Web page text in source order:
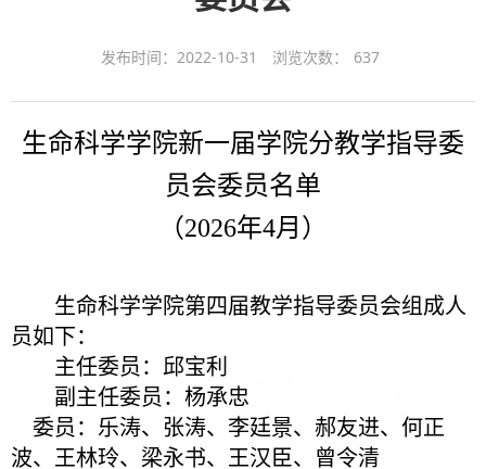
发布时间：2022-10-31 浏览次数： 637
生命科学学院新一届学院分教学指导委
员会委员名单
（2026年4月）
生命科学学院第四届教学指导委员会组成人
员如下：
主任委员：邱宝利
副主任委员：杨承忠
委员：乐涛、张涛、李廷景、郝友进、何正
波、王林玲、梁永书、王汉臣、曾令清